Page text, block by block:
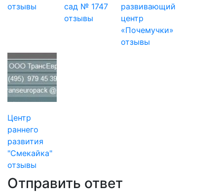
отзывы
сад № 1747
отзывы
развивающий
центр
«Почемучки»
отзывы
Центр
раннего
развития
"Смекайка"
отзывы
Отправить ответ